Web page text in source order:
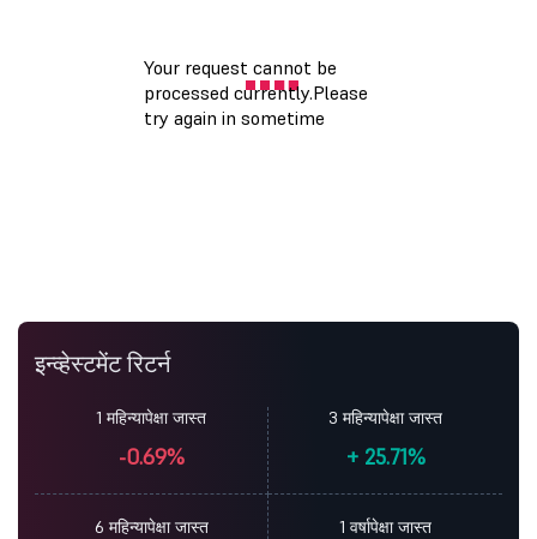
इन्व्हेस्टमेंट रिटर्न
1 महिन्यापेक्षा जास्त
-0.69%
3 महिन्यापेक्षा जास्त
+25.71%
6 महिन्यापेक्षा जास्त 1 वर्षापेक्षा जास्त